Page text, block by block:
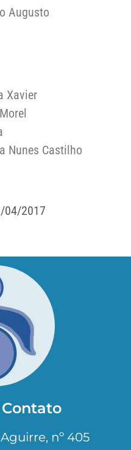
Augusto
Xavier
Nunes Castilho
04/2017
nº 405